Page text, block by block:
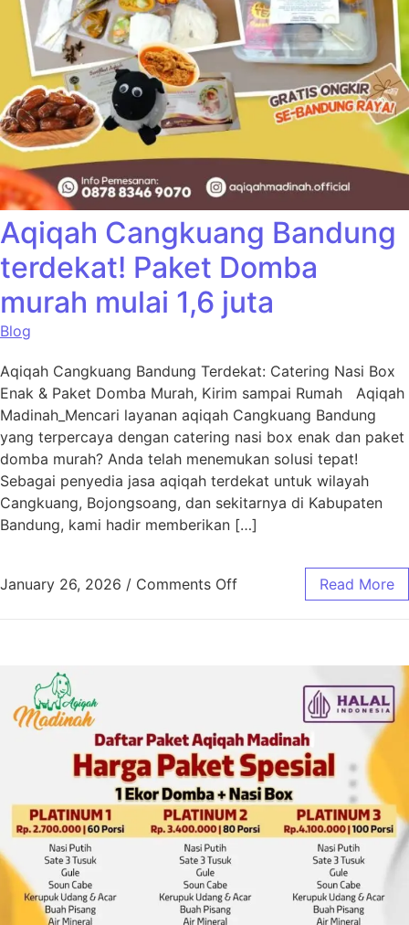
Aqiqah Cangkuang Bandung
terdekat! Paket Domba
murah mulai 1,6 juta
Blog
Aqiqah Cangkuang Bandung Terdekat: Catering Nasi Box
Enak & Paket Domba Murah, Kirim sampai Rumah Aqiqah
Madinah_Mencari layanan aqiqah Cangkuang Bandung
yang terpercaya dengan catering nasi box enak dan paket
domba murah? Anda telah menemukan solusi tepat!
Sebagai penyedia jasa aqiqah terdekat untuk wilayah
Cangkuang, Bojongsoang, dan sekitarnya di Kabupaten
Bandung, kami hadir memberikan […]
January 26, 2026 / Comments Off Read More